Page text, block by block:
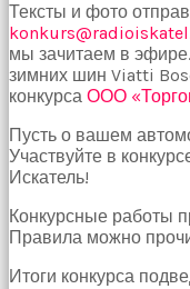
hiç
bir
şeye
konsantre
olamıyordum
sikiş
Bu
kadın
bir
süreliğine
ortadan
kaybolduğunda
evde
Тексты и фото
мы зачитаем в
зимних шин Viatti
конкурса ООО
Пусть о вашем
Участвуйте в
Искатель!
Конкурсные работы
Правила можно
Итоги конкурса